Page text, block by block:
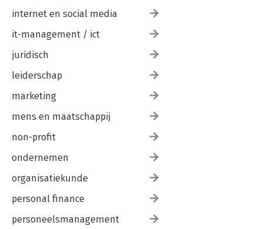
internet en social media
it-management / ict
juridisch
leiderschap
marketing
mens en maatschappij
non-profit
ondernemen
organisatiekunde
personal finance
personeelsmanagement